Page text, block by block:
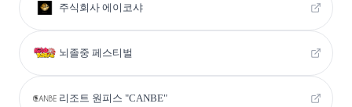
주식회사 에이코샤
뇌졸중 페스티벌
리조트 원피스 "CANBE"